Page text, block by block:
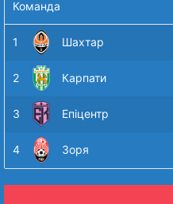
Команда
1 Шахтар
2 Карпати
3 Епіцентр
4 Зоря